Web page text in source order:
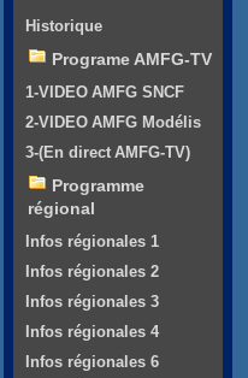
Historique
Programe AMFG-TV
1-VIDEO AMFG SNCF
2-VIDEO AMFG Modélis
3-(En direct AMFG-TV)
Programme
régional
Infos régionales 1
Infos régionales 2
Infos régionales 3
Infos régionales 4
Infos régionales 6